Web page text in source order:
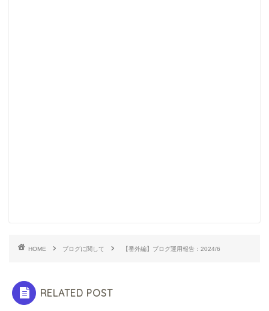
HOME ブログに関して 【番外編】ブログ運用報告：2024/6
RELATED POST